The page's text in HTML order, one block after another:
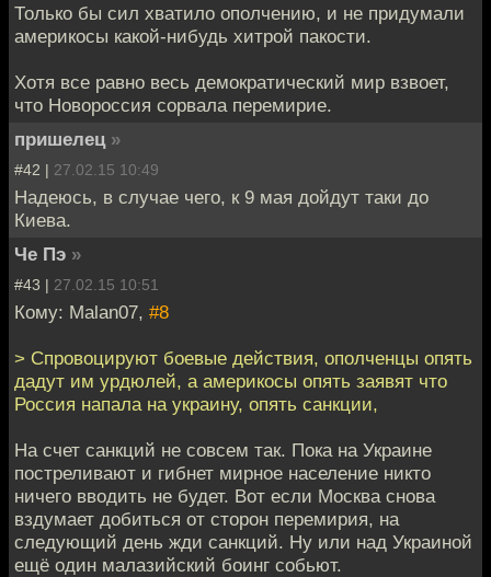
Только бы сил хватило ополчению, и не придумали
америкосы какой-нибудь хитрой пакости.
Хотя все равно весь демократический мир взвоет,
что Новороссия сорвала перемирие.
пришелец »
#42 | 27.02.15 10:49
Надеюсь, в случае чего, к 9 мая дойдут таки до
Киева.
Че Пэ »
#43 | 27.02.15 10:51
Кому: Malan07, #8
> Спровоцируют боевые действия, ополченцы опять
дадут им урдюлей, а америкосы опять заявят что
Россия напала на украину, опять санкции,
На счет санкций не совсем так. Пока на Украине
постреливают и гибнет мирное население никто
ничего вводить не будет. Вот если Москва снова
вздумает добиться от сторон перемирия, на
следующий день жди санкций. Ну или над Украиной
ещё один малазийский боинг собьют.